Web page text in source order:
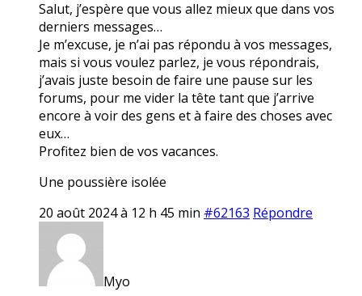
Salut, j’espère que vous allez mieux que dans vos
derniers messages…
Je m’excuse, je n’ai pas répondu à vos messages,
mais si vous voulez parlez, je vous répondrais,
j’avais juste besoin de faire une pause sur les
forums, pour me vider la tête tant que j’arrive
encore à voir des gens et à faire des choses avec
eux…
Profitez bien de vos vacances.
Une poussière isolée
20 août 2024 à 12 h 45 min #62163 Répondre
Myo